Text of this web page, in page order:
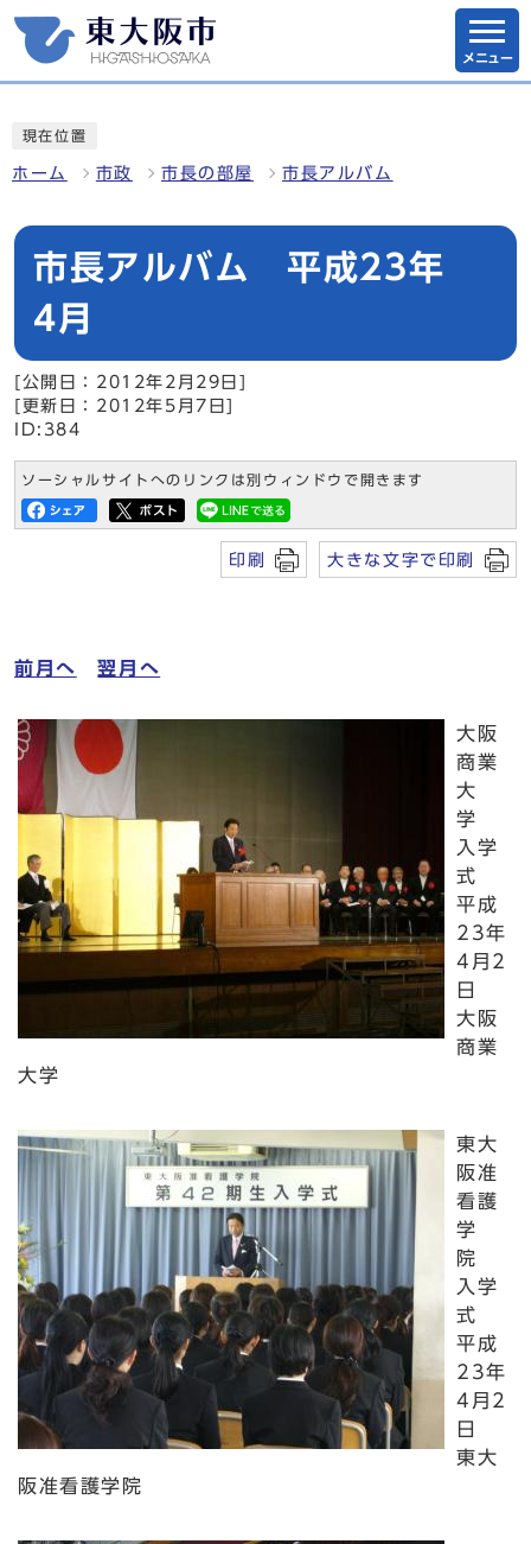
メニュー
現在位置
ホーム 市政 市長の部屋 市長アルバム
市長アルバム 平成23年
4月
[公開日：2012年2月29日]
[更新日：2012年5月7日]
ID:384
ソーシャルサイトへのリンクは別ウィンドウで開きます
印刷 大きな文字で印刷
前月へ 翌月へ
大阪
商業
大
学
入学
式
平成
23年
4月2
日
大阪
商業
大学
東大
阪准
看護
学
院
入学
式
平成
23年
4月2
日
東大
阪准看護学院